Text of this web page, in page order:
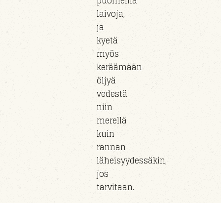
laivoja,
ja
kyetä
myös
keräämään
öljyä
vedestä
niin
merellä
kuin
rannan
läheisyydessäkin,
jos
tarvitaan.